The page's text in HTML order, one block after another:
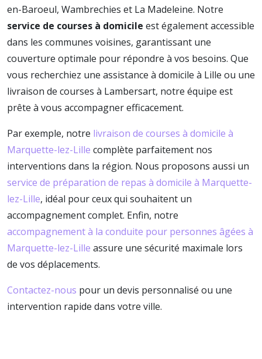
en-Baroeul, Wambrechies et La Madeleine. Notre
service de courses à domicile est également accessible
dans les communes voisines, garantissant une
couverture optimale pour répondre à vos besoins. Que
vous recherchiez une assistance à domicile à Lille ou une
livraison de courses à Lambersart, notre équipe est
prête à vous accompagner efficacement.
Par exemple, notre livraison de courses à domicile à
Marquette-lez-Lille complète parfaitement nos
interventions dans la région. Nous proposons aussi un
service de préparation de repas à domicile à Marquette-
lez-Lille, idéal pour ceux qui souhaitent un
accompagnement complet. Enfin, notre
accompagnement à la conduite pour personnes âgées à
Marquette-lez-Lille assure une sécurité maximale lors
de vos déplacements.
Contactez-nous pour un devis personnalisé ou une
intervention rapide dans votre ville.